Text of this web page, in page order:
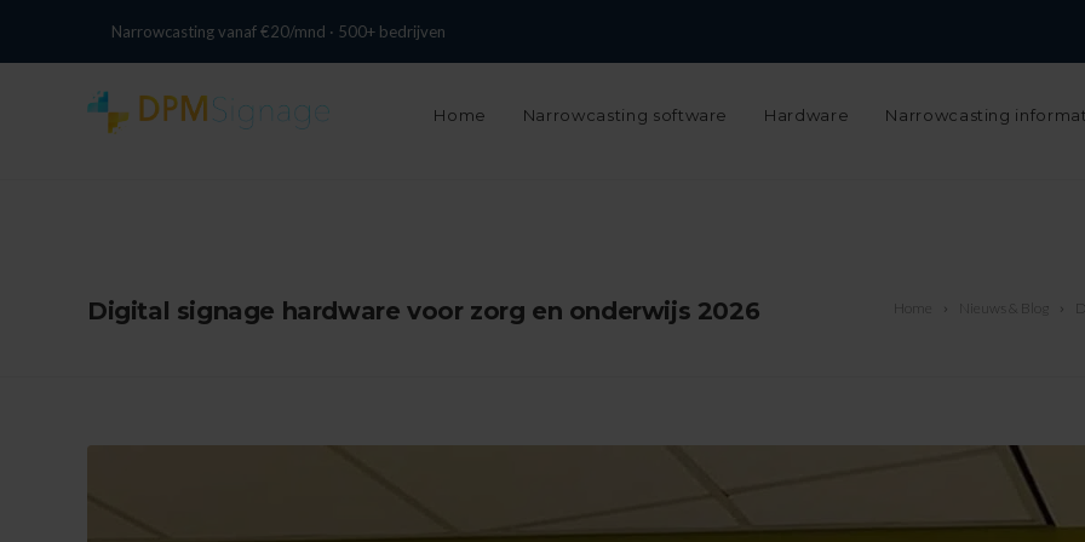
Narrowcasting vanaf €20/mnd · 500+ bedrijven
info@digitalpixelmarketing.nl
+31 13 737 0074
Home Narrowcasting software Hardware Narrowcasting
Home Nieuws & Blog
Digital signage hardware voor zorg en onderwijs 2026